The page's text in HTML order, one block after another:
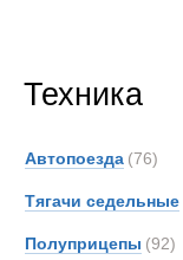
Техника
Автопоезда (76)
Тягачи седельные
Полуприцепы (92)